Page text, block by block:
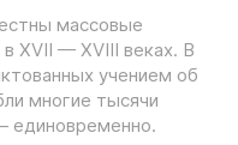
массовые
в XVII — XVIII веках. В
учением об
многие тысячи
единовременно.